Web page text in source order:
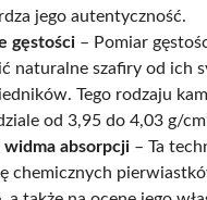
jego autentyczność.
gęstości – Pomiar
naturalne szafiry od ich
Tego rodzaju
od 3,95 do 4,03 g/
widma absorpcji – Ta
chemicznych